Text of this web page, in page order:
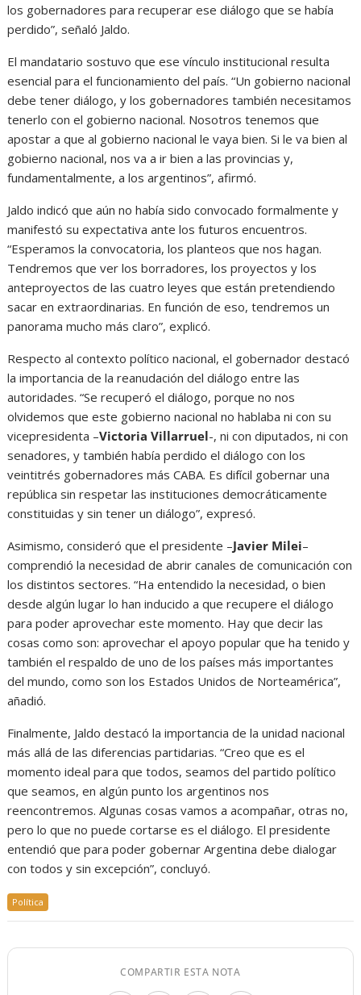
los gobernadores para recuperar ese diálogo que se había
perdido”, señaló Jaldo.
El mandatario sostuvo que ese vínculo institucional resulta
esencial para el funcionamiento del país. “Un gobierno nacional
debe tener diálogo, y los gobernadores también necesitamos
tenerlo con el gobierno nacional. Nosotros tenemos que
apostar a que al gobierno nacional le vaya bien. Si le va bien al
gobierno nacional, nos va a ir bien a las provincias y,
fundamentalmente, a los argentinos”, afirmó.
Jaldo indicó que aún no había sido convocado formalmente y
manifestó su expectativa ante los futuros encuentros.
“Esperamos la convocatoria, los planteos que nos hagan.
Tendremos que ver los borradores, los proyectos y los
anteproyectos de las cuatro leyes que están pretendiendo
sacar en extraordinarias. En función de eso, tendremos un
panorama mucho más claro”, explicó.
Respecto al contexto político nacional, el gobernador destacó
la importancia de la reanudación del diálogo entre las
autoridades. “Se recuperó el diálogo, porque no nos
olvidemos que este gobierno nacional no hablaba ni con su
vicepresidenta –Victoria Villarruel-, ni con diputados, ni con
senadores, y también había perdido el diálogo con los
veintitrés gobernadores más CABA. Es difícil gobernar una
república sin respetar las instituciones democráticamente
constituidas y sin tener un diálogo”, expresó.
Asimismo, consideró que el presidente –Javier Milei–
comprendió la necesidad de abrir canales de comunicación con
los distintos sectores. “Ha entendido la necesidad, o bien
desde algún lugar lo han inducido a que recupere el diálogo
para poder aprovechar este momento. Hay que decir las
cosas como son: aprovechar el apoyo popular que ha tenido y
también el respaldo de uno de los países más importantes
del mundo, como son los Estados Unidos de Norteamérica”,
añadió.
Finalmente, Jaldo destacó la importancia de la unidad nacional
más allá de las diferencias partidarias. “Creo que es el
momento ideal para que todos, seamos del partido político
que seamos, en algún punto los argentinos nos
reencontremos. Algunas cosas vamos a acompañar, otras no,
pero lo que no puede cortarse es el diálogo. El presidente
entendió que para poder gobernar Argentina debe dialogar
con todos y sin excepción”, concluyó.
Política
COMPARTIR ESTA NOTA